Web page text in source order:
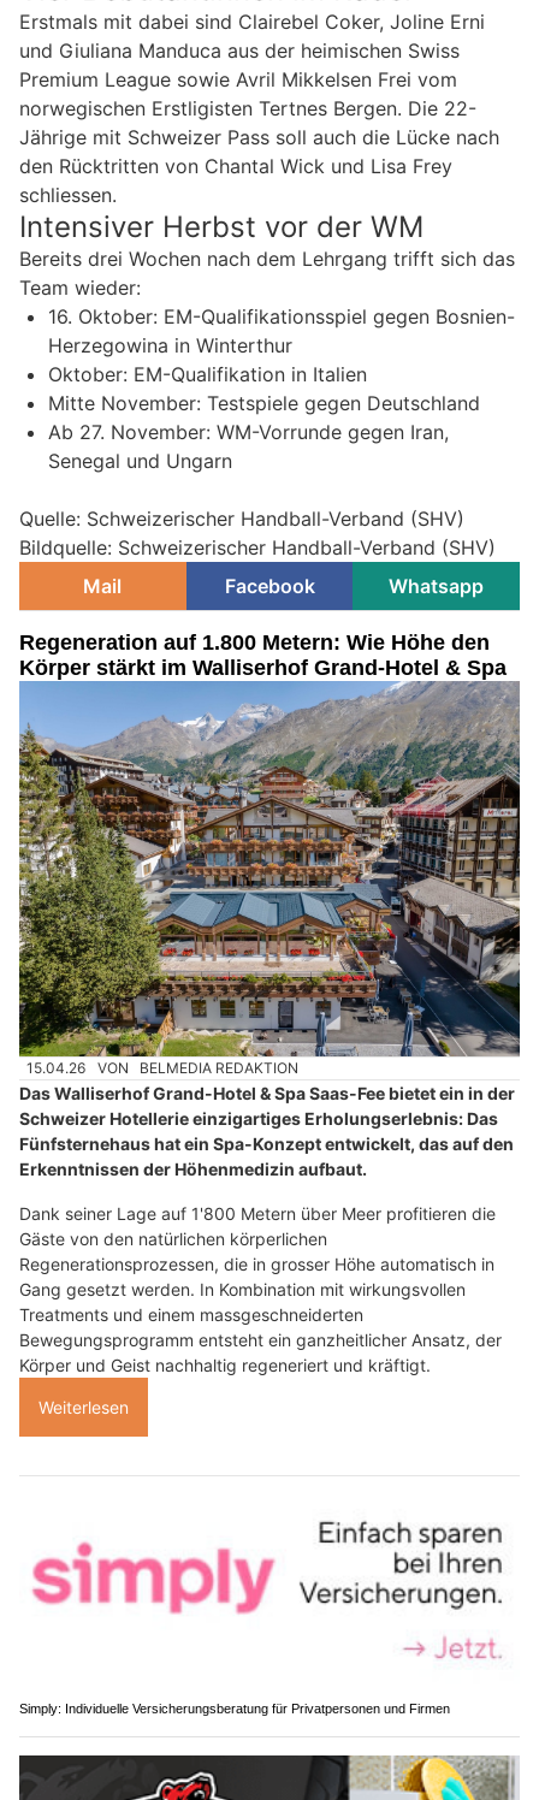
Erstmals mit dabei sind Clairebel Coker, Joline Erni
und Giuliana Manduca aus der heimischen Swiss
Premium League sowie Avril Mikkelsen Frei vom
norwegischen Erstligisten Tertnes Bergen. Die 22-
Jährige mit Schweizer Pass soll auch die Lücke nach
den Rücktritten von Chantal Wick und Lisa Frey
schliessen.
Intensiver Herbst vor der WM
Bereits drei Wochen nach dem Lehrgang trifft sich das
Team wieder:
16. Oktober: EM-Qualifikationsspiel gegen Bosnien-
Herzegowina in Winterthur
Oktober: EM-Qualifikation in Italien
Mitte November: Testspiele gegen Deutschland
Ab 27. November: WM-Vorrunde gegen Iran,
Senegal und Ungarn
Quelle: Schweizerischer Handball-Verband (SHV)
Bildquelle: Schweizerischer Handball-Verband (SHV)
Mail
Facebook Whatsapp
Regeneration auf 1.800 Metern: Wie Höhe den
Körper stärkt im Walliserhof Grand-Hotel & Spa
15.04.26 VON BELMEDIA REDAKTION
Das Walliserhof Grand-Hotel & Spa Saas-Fee bietet ein in der
Schweizer Hotellerie einzigartiges Erholungserlebnis: Das
Fünfsternehaus hat ein Spa-Konzept entwickelt, das auf den
Erkenntnissen der Höhenmedizin aufbaut.
Dank seiner Lage auf 1'800 Metern über Meer profitieren die
Gäste von den natürlichen körperlichen
Regenerationsprozessen, die in grosser Höhe automatisch in
Gang gesetzt werden. In Kombination mit wirkungsvollen
Treatments und einem massgeschneiderten
Bewegungsprogramm entsteht ein ganzheitlicher Ansatz, der
Körper und Geist nachhaltig regeneriert und kräftigt.
Weiterlesen
Simply: Individuelle Versicherungsberatung für Privatpersonen und Firmen